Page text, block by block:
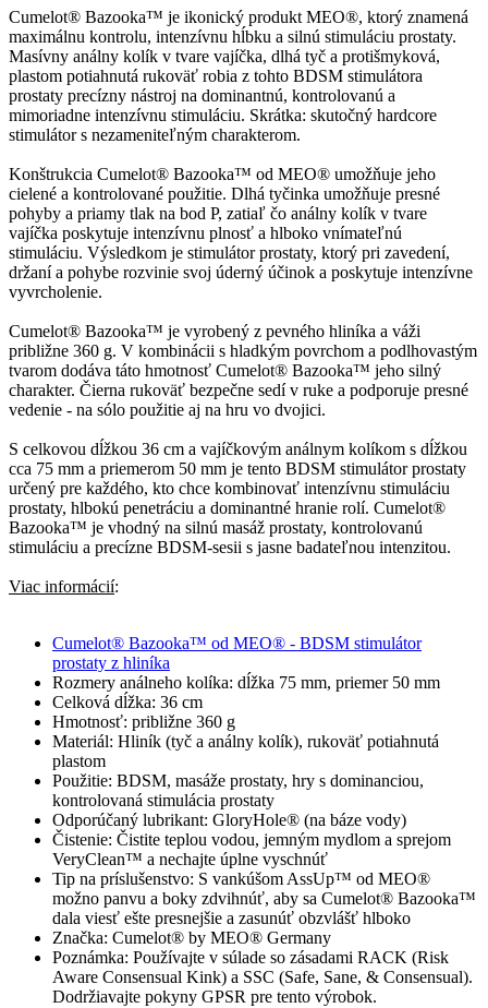
Cumelot® Bazooka™ je ikonický produkt MEO®, ktorý znamená
maximálnu kontrolu, intenzívnu hĺbku a silnú stimuláciu prostaty.
Masívny análny kolík v tvare vajíčka, dlhá tyč a protišmyková,
plastom potiahnutá rukoväť robia z tohto BDSM stimulátora
prostaty precízny nástroj na dominantnú, kontrolovanú a
mimoriadne intenzívnu stimuláciu. Skrátka: skutočný hardcore
stimulátor s nezameniteľným charakterom.
Konštrukcia Cumelot® Bazooka™ od MEO® umožňuje jeho
cielené a kontrolované použitie. Dlhá tyčinka umožňuje presné
pohyby a priamy tlak na bod P, zatiaľ čo análny kolík v tvare
vajíčka poskytuje intenzívnu plnosť a hlboko vnímateľnú
stimuláciu. Výsledkom je stimulátor prostaty, ktorý pri zavedení,
držaní a pohybe rozvinie svoj úderný účinok a poskytuje intenzívne
vyvrcholenie.
Cumelot® Bazooka™ je vyrobený z pevného hliníka a váži
približne 360 g. V kombinácii s hladkým povrchom a podlhovastým
tvarom dodáva táto hmotnosť Cumelot® Bazooka™ jeho silný
charakter. Čierna rukoväť bezpečne sedí v ruke a podporuje presné
vedenie - na sólo použitie aj na hru vo dvojici.
S celkovou dĺžkou 36 cm a vajíčkovým análnym kolíkom s dĺžkou
cca 75 mm a priemerom 50 mm je tento BDSM stimulátor prostaty
určený pre každého, kto chce kombinovať intenzívnu stimuláciu
prostaty, hlbokú penetráciu a dominantné hranie rolí. Cumelot®
Bazooka™ je vhodný na silnú masáž prostaty, kontrolovanú
stimuláciu a precízne BDSM-sesii s jasne badateľnou intenzitou.
Viac informácií:
Cumelot® Bazooka™ od MEO® - BDSM stimulátor
prostaty z hliníka
Rozmery análneho kolíka: dĺžka 75 mm, priemer 50 mm
Celková dĺžka: 36 cm
Hmotnosť: približne 360 g
Materiál: Hliník (tyč a análny kolík), rukoväť potiahnutá
plastom
Použitie: BDSM, masáže prostaty, hry s dominanciou,
kontrolovaná stimulácia prostaty
Odporúčaný lubrikant: GloryHole® (na báze vody)
Čistenie: Čistite teplou vodou, jemným mydlom a sprejom
VeryClean™ a nechajte úplne vyschnúť
Tip na príslušenstvo: S vankúšom AssUp™ od MEO®
možno panvu a boky zdvihnúť, aby sa Cumelot® Bazooka™
dala viesť ešte presnejšie a zasunúť obzvlášť hlboko
Značka: Cumelot® by MEO® Germany
Poznámka: Používajte v súlade so zásadami RACK (Risk
Aware Consensual Kink) a SSC (Safe, Sane, & Consensual).
Dodržiavajte pokyny GPSR pre tento výrobok.